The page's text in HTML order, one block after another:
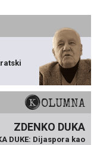
KOLUMNA
ZDENKO DUKA
DUKE: Dijaspora kao